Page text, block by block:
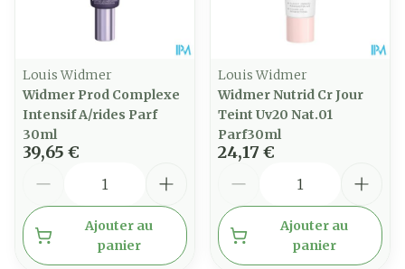
Louis Widmer
Widmer Prod Complexe
Intensif A/rides Parf
30ml
39,65 €
Ajouter au
panier
Louis Widmer
Widmer Nutrid Cr Jour
Teint Uv20 Nat.01
Parf30ml
24,17 €
Ajouter au
panier